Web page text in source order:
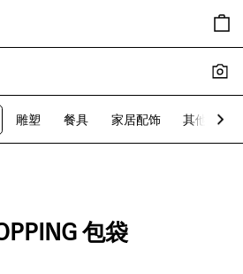
雕塑 餐具 家居配饰 其他配饰
包袋